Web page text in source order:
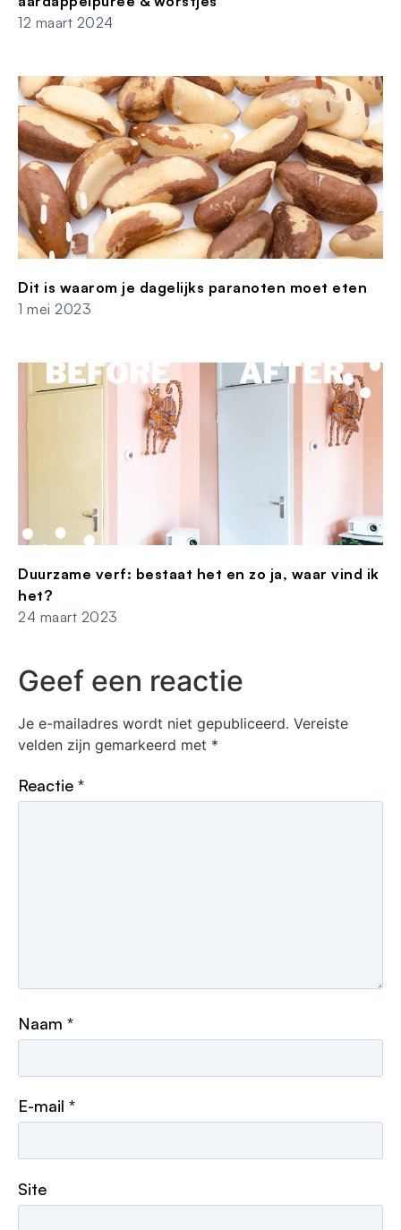
12 maart 2024
Dit is waarom je dagelijks paranoten moet eten
1 mei 2023
Duurzame verf: bestaat het en zo ja, waar vind ik
het?
24 maart 2023
Geef een reactie
Je e-mailadres wordt niet gepubliceerd. Vereiste
velden zijn gemarkeerd met *
Reactie *
Naam *
E-mail *
Site